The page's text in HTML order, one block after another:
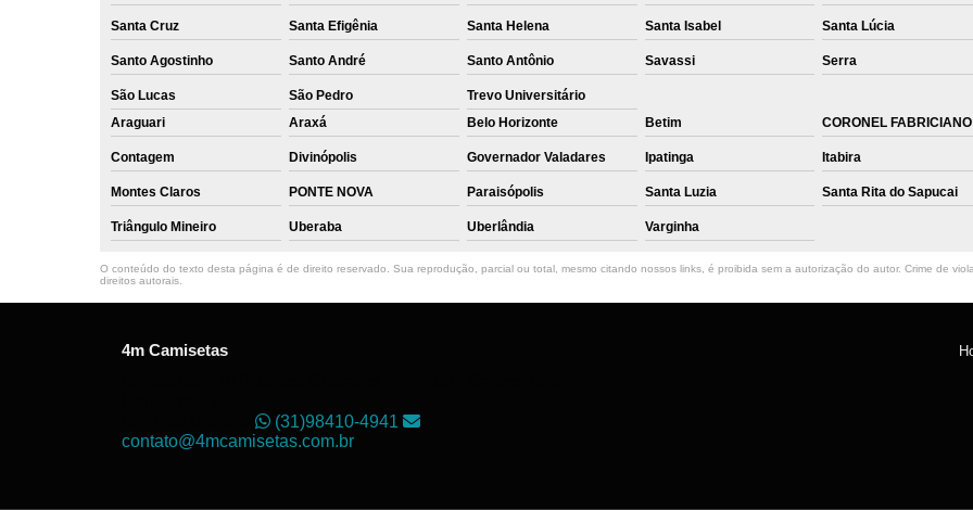
Santa Cruz Santa Efigênia Santa Helena Santa Isabel Santa Lúcia
Santo Agostinho Santo André Santo Antônio Savassi Serra
São Lucas São Pedro
Trevo Universitário
Araguari
Araxá Belo Horizonte Betim CORONEL FABRICIANO
Contagem Divinópolis Governador Valadares Ipatinga Itabira
Montes Claros PONTE NOVA Paraisópolis Santa Luzia Santa Rita do Sapucai
Triângulo Mineiro Uberaba Uberlândia Varginha
O conteúdo do texto desta página é de direito reservado. Sua reprodução, parcial ou total, mesmo citando nossos links, é proibida sem a autorização do autor. Crime de
direitos autorais
4m Camisetas
(31)98410-4941
contato@4mcamisetas.com.br